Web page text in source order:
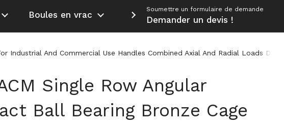
Boules en vrac Plus d'informations
Soumettre un formulaire de demande
Demander un devis !
Industrial And Commercial Use Handles Combined Axial And Radial Loads
Single Row Angular
Ball Bearing Bronze Cage